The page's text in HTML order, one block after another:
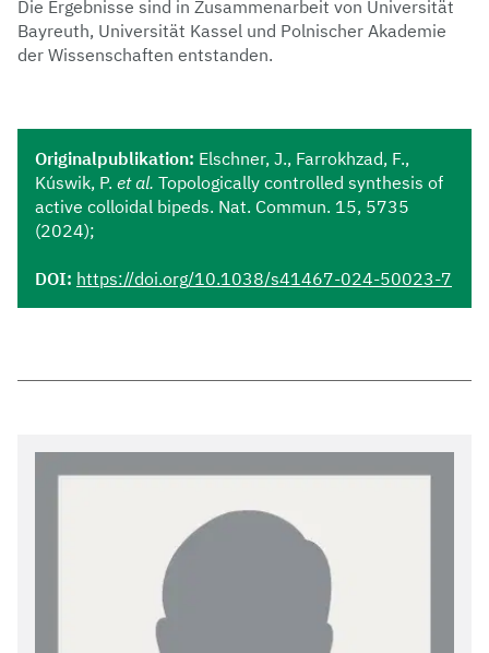
Die Ergebnisse sind in Zusammenarbeit von Universität
Bayreuth, Universität Kassel und Polnischer Akademie
der Wissenschaften entstanden.
Originalpublikation: Elschner, J., Farrokhzad, F.,
Kúswik, P. et al. Topologically controlled synthesis of
active colloidal bipeds. Nat. Commun. 15, 5735
(2024);
DOI: https://doi.org/10.1038/s41467-024-50023-7